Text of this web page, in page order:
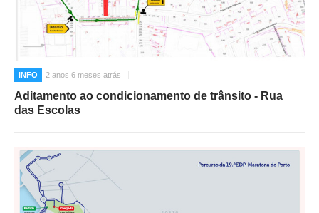
INFO 2 anos 6 meses atrás
Aditamento ao condicionamento de trânsito - Rua
das Escolas